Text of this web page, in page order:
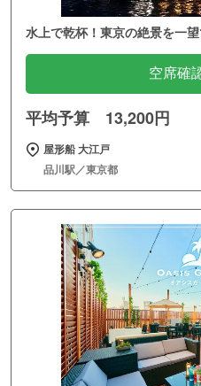
水上で乾杯！東京の絶景を一
空席確
平均予算 13,200円
屋形船 大江戸
品川駅／東京都